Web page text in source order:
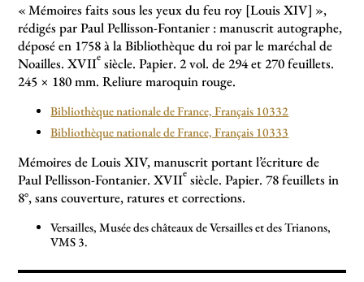
«Mémoires faits sous les yeux du feu roy [Louis XIV] »,
rédigés par Paul Pellisson-Fontanier : manuscrit autographe,
déposé en 1758 à la Bibliothèque du roi par le maréchal de
Noailles. XVIIe siècle. Papier. 2 vol. de 294 et 270 feuillets.
245 × 180 mm. Reliure maroquin rouge.
Bibliothèque nationale de France, Français 10332
Bibliothèque nationale de France, Français 10333
Mémoires de Louis XIV, manuscrit portant l’écriture de
Paul Pellisson-Fontanier. XVIIe siècle. Papier. 78 feuillets in
8°, sans couverture, ratures et corrections.
Versailles, Musée des châteaux de Versailles et des Trianons,
VMS 3.